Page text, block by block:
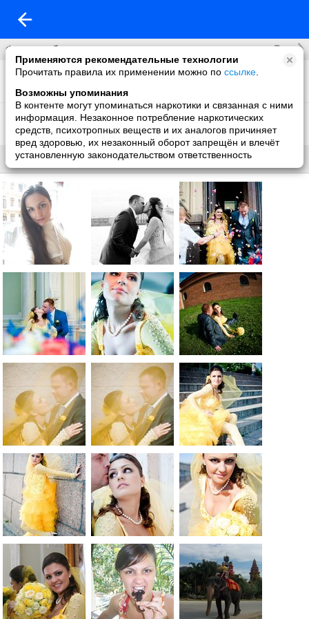
Применяются рекомендательные технологии
Прочитать правила их применении можно по ссылке
Возможны упоминания
В контенте могут упоминаться наркотики и связанная с ними
информация. Незаконное потребление наркотических
средств, психотропных веществ и их аналогов причиняет
вред здоровью, их незаконный оборот запрещён и влечёт
установленную законодательством ответственность
Фотоальбомы Все
Фото со мной
Фон на обложку
1 фото
Без названия